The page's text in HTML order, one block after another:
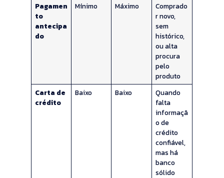
Pagamen
to
antecipa
do
Mínimo Máximo
Comprado
r novo,
sem
histórico,
ou alta
procura
pelo
produto
Carta de
crédito
Baixo Baixo
Quando
falta
informaçã
o de
crédito
confiável,
mas há
banco
sólido